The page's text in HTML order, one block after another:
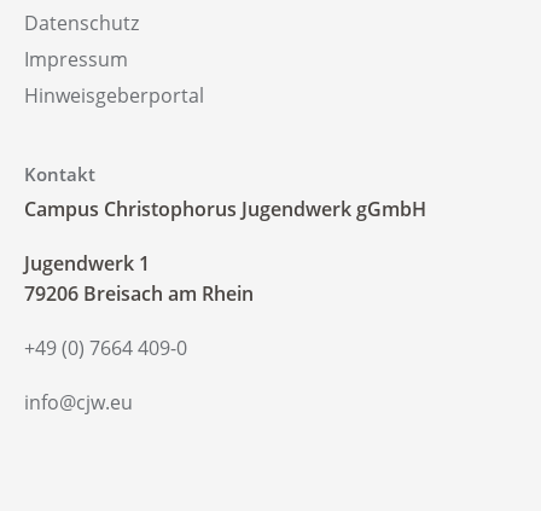
Datenschutz
Impressum
Hinweisgeberportal
Kontakt
Campus Christophorus Jugendwerk gGmbH
‍Jugendwerk 1
79206 Breisach am Rhein
+49 (0) 7664 409-0
info@cjw.eu